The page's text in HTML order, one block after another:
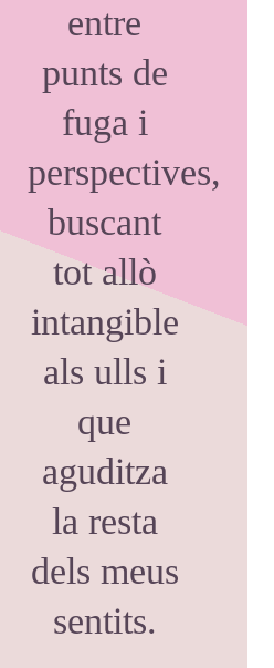
entre
punts de
fuga i
perspectives,
buscant
tot allò
intangible
als ulls i
que
aguditza
la resta
dels meus
sentits.